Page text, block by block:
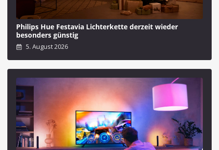
Philips Hue Festavia Lichterkette derzeit wieder
besonders günstig
5. August 2026